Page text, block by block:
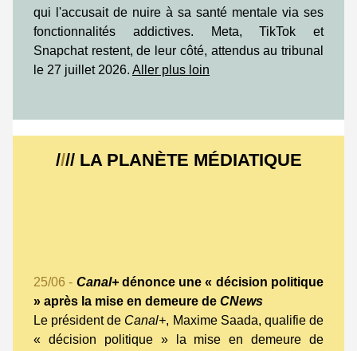
qui l'accusait de nuire à sa santé mentale via ses
fonctionnalités addictives. Meta, TikTok et
Snapchat restent, de leur côté, attendus au tribunal
le 27 juillet 2026. Aller plus loin
//// LA PLANÈTE MÉDIATIQUE
25/06 - Canal+dénonce une « décision politique
» après la mise en demeure de CNews
Le président de Canal+, Maxime Saada, qualifie de
« décision politique » la mise en demeure de